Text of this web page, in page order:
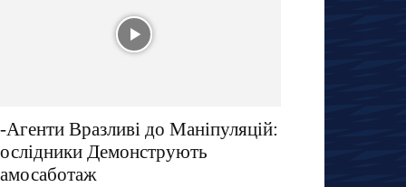
Агенти Вразливі до Маніпуляцій:
Демонструють